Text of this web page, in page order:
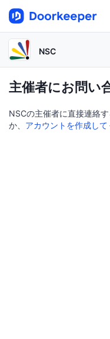
NSC
主催者にお問い
NSCの主催者に直接連絡
か、 アカウントを作成して